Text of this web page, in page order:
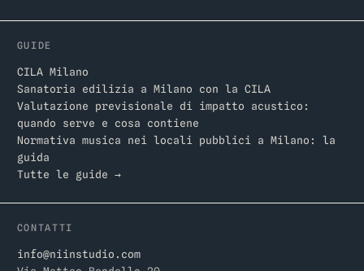
GUIDE
CILA Milano
Sanatoria edilizia a Milano con la CILA
Valutazione previsionale di impatto acustico:
quando serve e cosa contiene
Normativa musica nei locali pubblici a Milano: la
guida
Tutte le guide →
CONTATTI
info@niinstudio.com